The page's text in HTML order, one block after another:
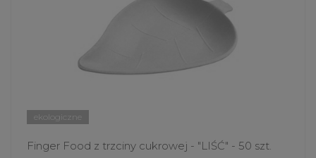
ekologiczne
Finger Food z trzciny cukrowej - "LIŚĆ" - 50 szt.